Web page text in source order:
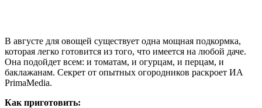
В августе для овощей существует одна мощная подкормка,
которая легко готовится из того, что имеется на любой даче.
Она подойдет всем: и томатам, и огурцам, и перцам, и
баклажанам. Секрет от опытных огородников раскроет ИА
PrimaMedia.
Как приготовить: